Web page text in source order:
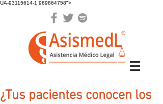
UA-93115614-1 969864758">
¿Tus pacientes conocen los